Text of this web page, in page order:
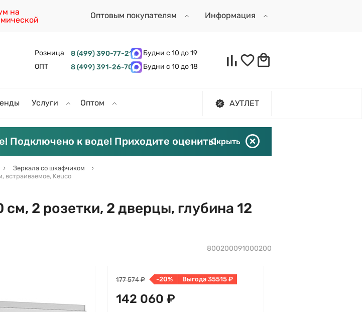
на
Оптовым покупателям Информация
Розница 8 (499) 390-77-21
Будни с 10 до 19
ОПТ
8 (499) 391-26-70 Будни с 10 до 18
Услуги Оптом АУТЛЕТ
Подключено к воде! Приходите оценить!Скрыть
Зеркала со шкафчиком
встраиваемое, Keuco
2 розетки, 2 дверцы, глубина 12
800200091000200
177 574 ₽ -20% Выгода 35515 ₽
142 060 ₽